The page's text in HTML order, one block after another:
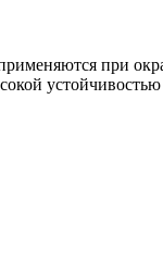
при